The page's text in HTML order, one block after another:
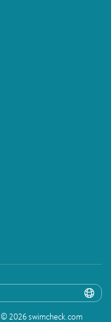
© 2026 swimcheck.com